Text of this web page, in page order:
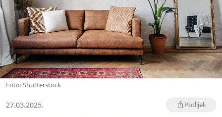
Foto: Shutterstock
27.03.2025. Podijeli